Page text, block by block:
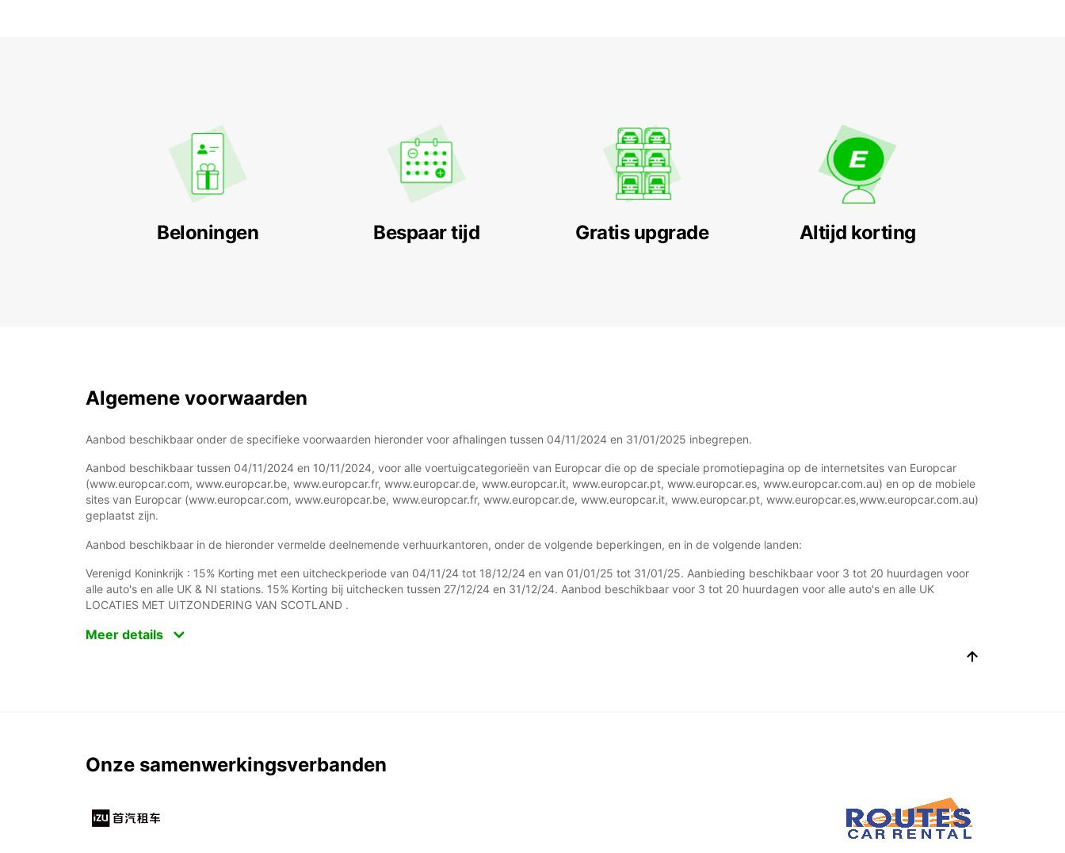
Beloningen Bespaar tijd Gratis upgrade Altijd korting
Algemene voorwaarden
Aanbod beschikbaar onder de specifieke voorwaarden hieronder voor afhalingen tussen 04/11/2024 en 31/01/2025 inbegrepen.
Aanbod beschikbaar tussen 04/11/2024 en 10/11/2024, voor alle voertuigcategorieën van Europcar die op de speciale promotiepagina op de internetsites van Europcar
(www.europcar.com, www.europcar.be, www.europcar.fr, www.europcar.de, www.europcar.it, www.europcar.pt, www.europcar.es, www.europcar.com.au) en op de mobiele
sites van Europcar (www.europcar.com, www.europcar.be, www.europcar.fr, www.europcar.de, www.europcar.it, www.europcar.pt, www.europcar.es,www.europcar.com.au)
geplaatst zijn.
Aanbod beschikbaar in de hieronder vermelde deelnemende verhuurkantoren, onder de volgende beperkingen, en in de volgende landen:
Verenigd Koninkrijk : 15% Korting met een uitcheckperiode van 04/11/24 tot 18/12/24 en van 01/01/25 tot 31/01/25. Aanbieding beschikbaar voor 3 tot 20 huurdagen voor
alle auto's en alle UK & NI stations. 15% Korting bij uitchecken tussen 27/12/24 en 31/12/24. Aanbod beschikbaar voor 3 tot 20 huurdagen voor alle auto's en alle UK
LOCATIES MET UITZONDERING VAN SCOTLAND .
Meer details
Onze samenwerkingsverbanden